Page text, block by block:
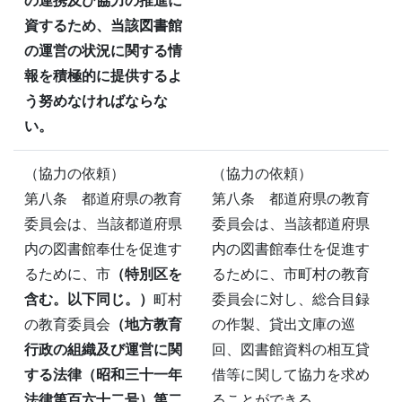
資するため、当該図書館
の運営の状況に関する情
報を積極的に提供するよ
う努めなければならな
い。
（協力の依頼）
第八条 都道府県の教育
委員会は、当該都道府県
内の図書館奉仕を促進す
るために、市 （特別区を
含む。以下同じ。） 町村
の教育委員会 （地方教育
行政の組織及び運営に関
する法律（昭和三十一年
（協力の依頼）
第八条 都道府県の教育
委員会は、当該都道府県
内の図書館奉仕を促進す
るために、市町村の教育
委員会に対し、総合目録
の作製、貸出文庫の巡
回、図書館資料の相互貸
借等に関して協力を求め